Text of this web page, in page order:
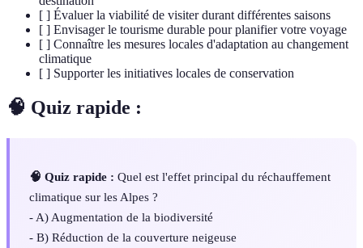
[ ] Évaluer la viabilité de visiter durant différentes saisons
[ ] Envisager le tourisme durable pour planifier votre voyage
[ ] Connaître les mesures locales d'adaptation au changement
climatique
[ ] Supporter les initiatives locales de conservation
🧠 Quiz rapide :
🧠 Quiz rapide : Quel est l'effet principal du réchauffement
climatique sur les Alpes ?
- A) Augmentation de la biodiversité
- B) Réduction de la couverture neigeuse